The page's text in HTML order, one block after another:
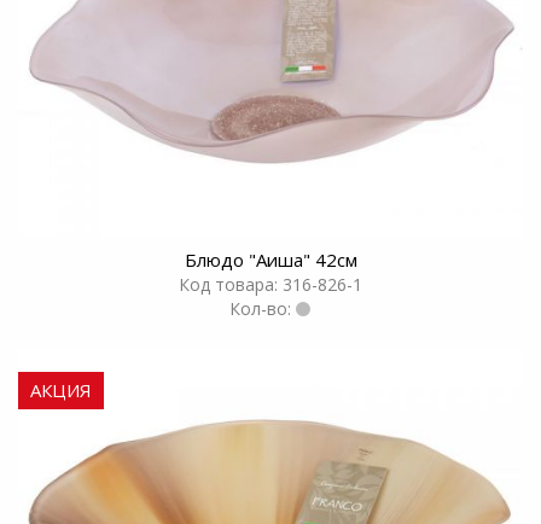
Блюдо "Аиша" 42см
Код товара: 316-826-1
Кол-во:
АКЦИЯ